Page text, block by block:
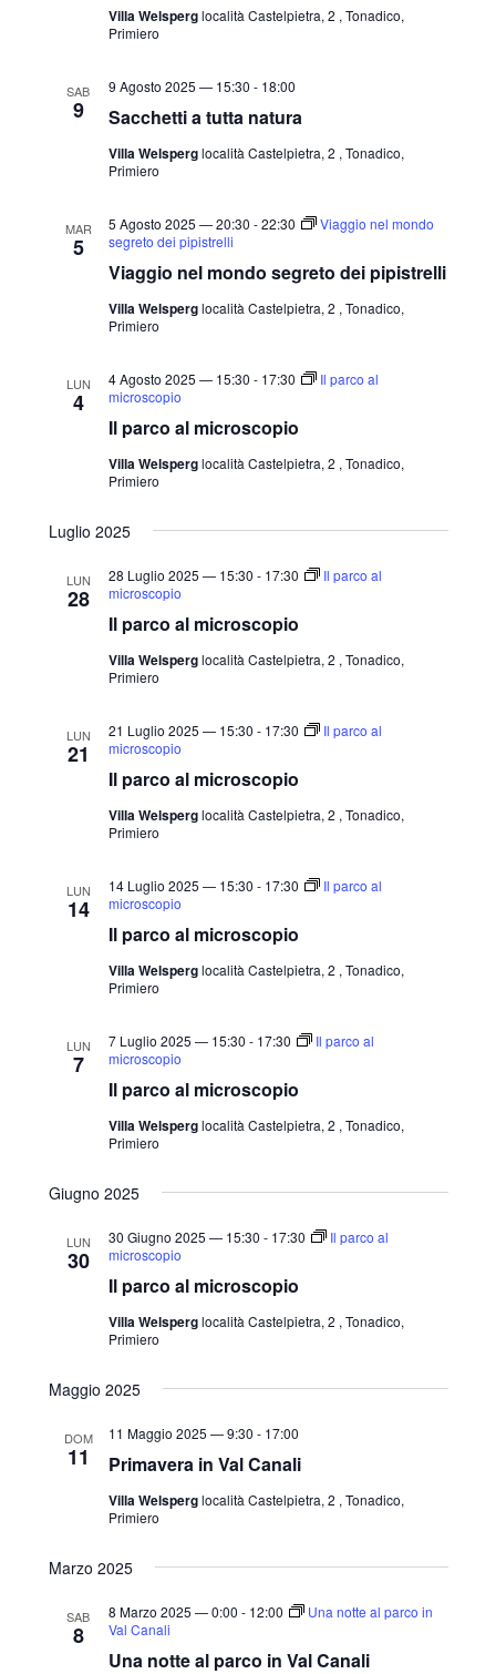
Villa Welsperglocalità Castelpietra, 2 , Tonadico,
Primiero
SAB
9 Sacchetti a tutta natura
9 Agosto 2025 — 15:30 - 18:00
Villa Welsperglocalità Castelpietra, 2 , Tonadico,
Primiero
MAR
5
Viaggio nel mondo segreto dei pipistrelli
5 Agosto 2025 — 20:30 -22:30
Viaggio nel mondo
segreto dei pipistrelli
Villa Welsperglocalità Castelpietra, 2 , Tonadico,
Primiero
LUN
4
Il parco al microscopio
4 Agosto 2025 — 15:30 - 17:30
Il parco al
microscopio
Villa Welsperglocalità Castelpietra, 2 , Tonadico,
Primiero
Luglio 2025
LUN
28
Il parco al microscopio
28 Luglio 2025 — 15:30 - 17:30
Il parco al
microscopio
Villa Welsperglocalità Castelpietra, 2 , Tonadico,
Primiero
LUN
21
Il parco al microscopio
21 Luglio 2025 — 15:30 - 17:30
Il parco al
microscopio
Villa Welsperglocalità Castelpietra, 2 , Tonadico,
Primiero
LUN
14
Il parco al microscopio
14 Luglio 2025 — 15:30 - 17:30
Il parco al
microscopio
Villa Welsperglocalità Castelpietra, 2 , Tonadico,
Primiero
LUN
7
Il parco al microscopio
7 Luglio 2025 — 15:30 - 17:30
Il parco al
microscopio
Villa Welsperglocalità Castelpietra, 2 , Tonadico,
Primiero
Giugno 2025
LUN
30
Il parco al microscopio
30 Giugno 2025 — 15:30 - 17:30
Il parco al
microscopio
Villa Welsperglocalità Castelpietra, 2 , Tonadico,
Primiero
Maggio 2025
DOM
11 Primavera in Val Canali
11 Maggio 2025 — 9:30 - 17:00
Villa Welsperglocalità Castelpietra, 2 , Tonadico,
Primiero
Marzo 2025
SAB
8
Una notte al parco in Val Canali
8 Marzo 2025 — 0:00 - 12:00
Una notte al parco in
Val Canali